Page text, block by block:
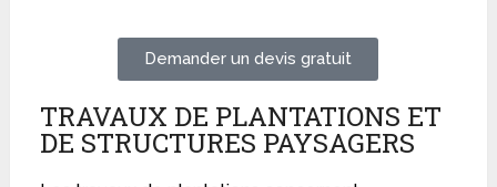
Demander un devis gratuit
TRAVAUX DE PLANTATIONS ET
DE STRUCTURES PAYSAGERS